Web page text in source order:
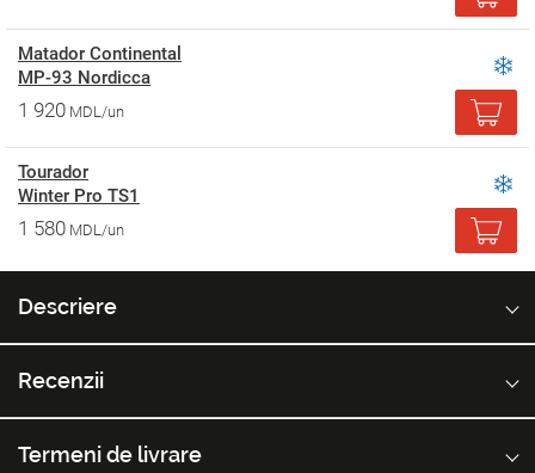
Matador Continental
MP-93 Nordicca
1 920 MDL/un
Tourador
Winter Pro TS1
1 580 MDL/un
Descriere
Recenzii
Termeni de livrare